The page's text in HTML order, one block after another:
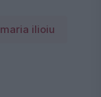
maria ilioiu